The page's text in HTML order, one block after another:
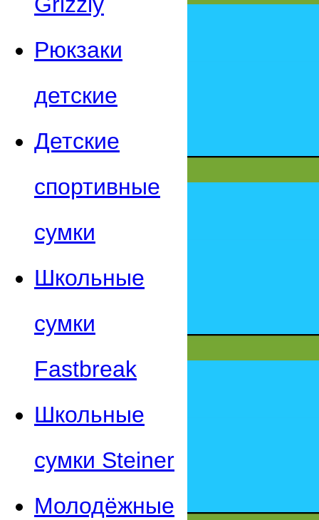
Рюкзаки
детские
Детские
спортивные
сумки
Школьные
сумки
Fastbreak
Школьные
сумки Steiner
Молодёжные